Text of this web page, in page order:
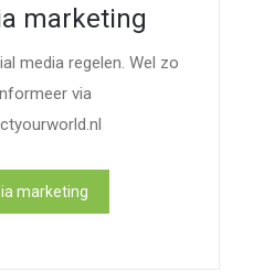
marketing
media regelen. Wel zo
via
marketing